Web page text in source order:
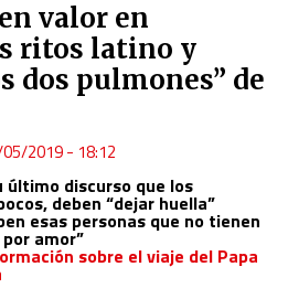
valor en
ritos latino y
dos pulmones” de
2019 - 18:12
último discurso que los
deben “dejar huella”
esas personas que no tienen
amor”
sobre el viaje del Papa